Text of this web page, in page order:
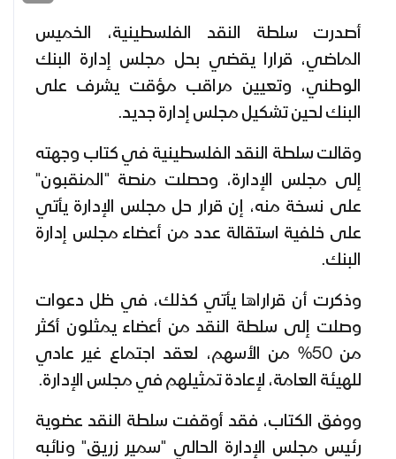
أصدرت سلطة النقد الفلسطينية، الخميس
الماضي، قرارا يقضي بحل مجلس إدارة البنك
الوطني، وتعيين مراقب مؤقت يشرف على
البنك لحين تشكيل مجلس إدارة جديد.
وقالت سلطة النقد الفلسطينية في كتاب وجهته
إلى مجلس الإدارة، وحصلت منصة "المنقبون"
على نسخة منه، إن قرار حل مجلس الإدارة يأتي
على خلفية استقالة عدد من أعضاء مجلس إدارة
البنك.
وذكرت أن قراراها يأتي كذلك، في ظل دعوات
وصلت إلى سلطة النقد من أعضاء يمثلون أكثر
من 50% من الأسهم، لعقد اجتماع غير عادي
للهيئة العامة، لإعادة تمثيلهم في مجلس الإدارة.
ووفق الكتاب، فقد أوقفت سلطة النقد عضوية
رئيس مجلس الإدارة الحالي "سمير زريق" ونائبه